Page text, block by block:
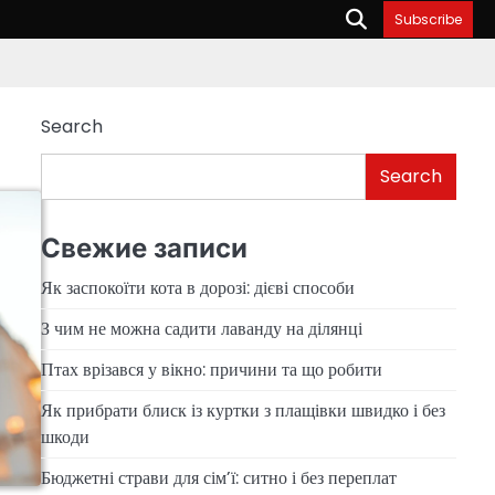
Subscribe
Search
Search
Свежие записи
Як заспокоїти кота в дорозі: дієві способи
З чим не можна садити лаванду на ділянці
Птах врізався у вікно: причини та що робити
Як прибрати блиск із куртки з плащівки швидко і без
шкоди
Бюджетні страви для сім’ї: ситно і без переплат